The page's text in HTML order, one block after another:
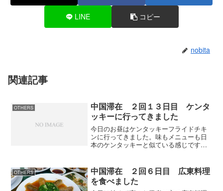
LINE コピー
nobita
関連記事
OTHERS
中国滞在 ２回１３日目 ケンタ
ッキーに行ってきました
今日のお昼はケンタッキーフライドチキ
ンに行ってきました。味もメニューも日
本のケンタッキーと似ている感じです
界展開しているファストフードはどこへ
行っても同じような味が食べら...
OTHERS
中国滞在 ２回６日目 広東料理
を食べました